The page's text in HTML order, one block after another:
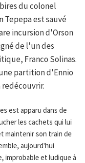
du colonel
Tepepa est sauvé
incursion d'Orson
de l'un des
Franco Solinas.
partition d'Ennio
est apparu dans de
les cachets qui lui
maintenir son train de
aujourd'hui
improbable et ludique à